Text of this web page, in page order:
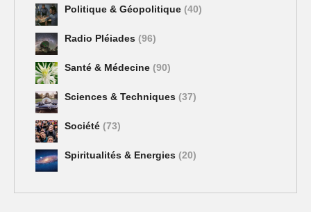
Politique & Géopolitique (40)
Radio Pléiades (96)
Santé & Médecine (90)
Sciences & Techniques (37)
Société (73)
Spiritualités & Energies (20)